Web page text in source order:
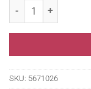
SKU: 5671026